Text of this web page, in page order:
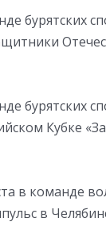
бурятских
бурятских
Кубке
в команде
в